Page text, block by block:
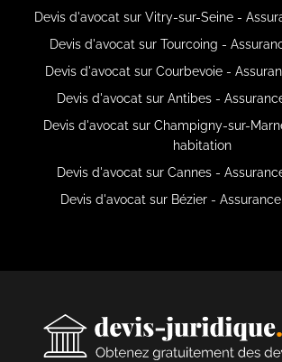
Devis d'avocat sur Vitry-sur-Seine -
Devis d'avocat sur Tourcoing -
Devis d'avocat sur Courbevoie -
Devis d'avocat sur Antibes -
Devis d'avocat sur Champigny-sur-
habitation
Devis d'avocat sur Cannes -
Devis d'avocat sur Bézier -